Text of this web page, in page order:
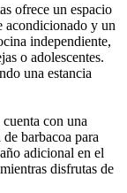
ofrece un espacio
acondicionado y un
independiente,
o adolescentes.
una estancia
con una
barbacoa para
adicional en el
disfrutas de